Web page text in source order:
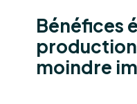
Bénéfices
moindre